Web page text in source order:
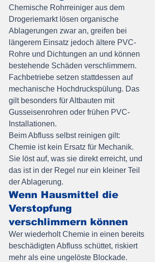
Chemische Rohrreiniger aus dem
Drogeriemarkt lösen organische
Ablagerungen zwar an, greifen bei
längerem Einsatz jedoch ältere PVC-
Rohre und Dichtungen an und können
bestehende Schäden verschlimmern.
Fachbetriebe setzen stattdessen auf
mechanische Hochdruckspülung. Das
gilt besonders für Altbauten mit
Gusseisenrohren oder frühen PVC-
Installationen.
Beim Abfluss selbst reinigen gilt:
Chemie ist kein Ersatz für Mechanik.
Sie löst auf, was sie direkt erreicht, und
das ist in der Regel nur ein kleiner Teil
der Ablagerung.
Wenn Hausmittel die
Verstopfung
verschlimmern können
Wer wiederholt Chemie in einen bereits
beschädigten Abfluss schüttet, riskiert
mehr als eine ungelöste Blockade.